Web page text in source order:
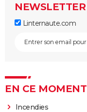
NEWSLETTER
Linternaute.com
EN CE MOMENT
Incendies